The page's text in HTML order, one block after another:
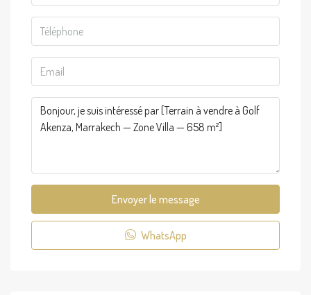
Envoyer le message
WhatsApp